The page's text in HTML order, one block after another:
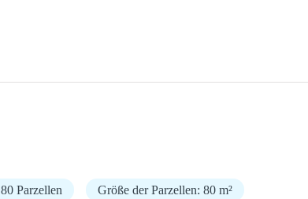
80 Parzellen Größe der Parzellen: 80 m²